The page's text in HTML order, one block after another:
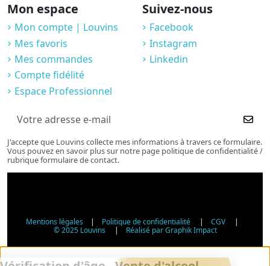
Mon espace
Mon compte | Louvins
Mes favoris
Mes commandes
Compte fidélité
Espace Professionnel
Suivez-nous
Facebook
Instagram
Linkedin
J'accepte que Louvins collecte mes informations à travers ce formulaire.
Vous pouvez en savoir plus sur notre page politique de confidentialité /
rubrique formulaire de contact.
Mentions légales | Politique de confidentialité | CGV |
© 2025 Louvins | Réalisé par Graphik Impact